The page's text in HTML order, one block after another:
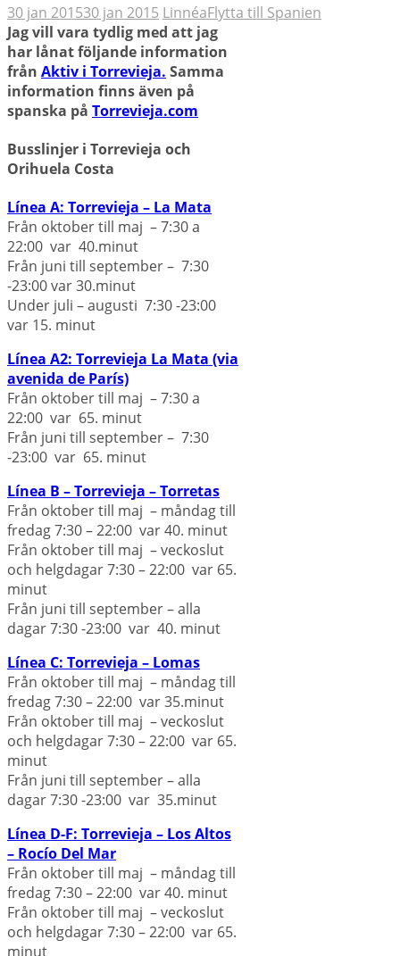
30 jan 201530 jan 2015 LinnéaFlytta till Spanien
Jag vill vara tydlig med att jag
har lånat följande information
från Aktiv i Torrevieja. Samma
information finns även på
spanska på Torrevieja.com
Busslinjer i Torrevieja och
Orihuela Costa
Línea A: Torrevieja – La Mata
Från oktober till maj – 7:30 a
22:00 var 40.minut
Från juni till september – 7:30
-23:00 var 30.minut
Under juli – augusti 7:30 -23:00
var 15. minut
Línea A2: Torrevieja La Mata (via
avenida de París)
Från oktober till maj – 7:30 a
22:00 var 65. minut
Från juni till september – 7:30
-23:00 var 65. minut
Línea B – Torrevieja – Torretas
Från oktober till maj – måndag till
fredag 7:30 – 22:00 var 40. minut
Från oktober till maj – veckoslut
och helgdagar 7:30 – 22:00 var 65.
minut
Från juni till september – alla
dagar 7:30 -23:00 var 40. minut
Línea C: Torrevieja – Lomas
Från oktober till maj – måndag till
fredag 7:30 – 22:00 var 35.minut
Från oktober till maj – veckoslut
och helgdagar 7:30 – 22:00 var 65.
minut
Från juni till september – alla
dagar 7:30 -23:00 var 35.minut
Línea D-F: Torrevieja – Los Altos
– Rocío Del Mar
Från oktober till maj – måndag till
fredag 7:30 – 22:00 var 40. minut
Från oktober till maj – veckoslut
och helgdagar 7:30 – 22:00 var 65.
minut